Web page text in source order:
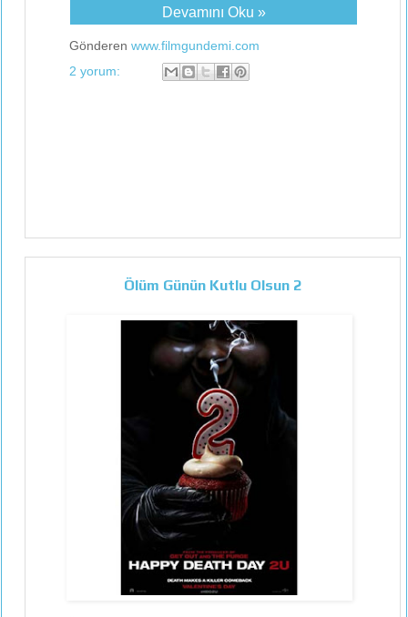
Devamını Oku »
Gönderen www.filmgundemi.com
2 yorum:
Ölüm Günün Kutlu Olsun 2